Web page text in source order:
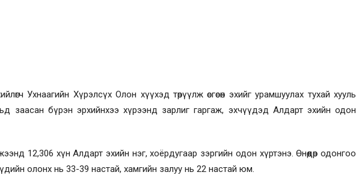
Ухнаагийн Хүрэлсүх Олон хүүхэд төрүүлж өсгөсөн эхийг урамшуулах тухай хууль
заасан бүрэн эрхийнхээ хүрээнд зарлиг гаргаж, эхчүүдэд Алдарт эхийн одон
12,306 хүн Алдарт эхийн нэг, хоёрдугаар зэргийн одон хүртэнэ. Өнөөдөр одонгоо
олонх нь 33-39 настай, хамгийн залуу нь 22 настай юм.